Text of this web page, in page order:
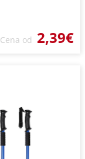
Cena od 2,39€